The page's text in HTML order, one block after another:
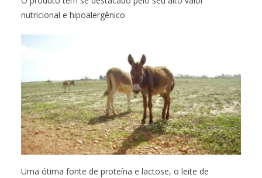
nutricional e hipoalergênico
Uma ótima fonte de proteína e lactose, o leite de